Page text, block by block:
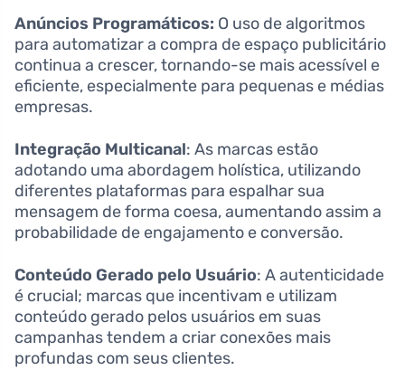
Anúncios Programáticos: O uso de algoritmos
para automatizar a compra de espaço publicitário
continua a crescer, tornando-se mais acessível e
eficiente, especialmente para pequenas e médias
empresas.
Integração Multicanal: As marcas estão
adotando uma abordagem holística, utilizando
diferentes plataformas para espalhar sua
mensagem de forma coesa, aumentando assim a
probabilidade de engajamento e conversão.
Conteúdo Gerado pelo Usuário: A autenticidade
é crucial; marcas que incentivam e utilizam
conteúdo gerado pelos usuários em suas
campanhas tendem a criar conexões mais
profundas com seus clientes.